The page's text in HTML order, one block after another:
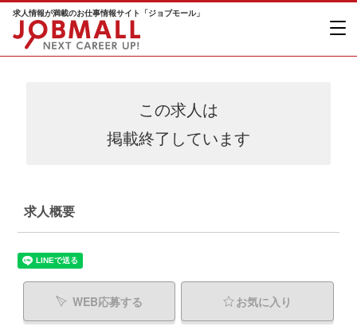
求人情報が満載のお仕事情報サイト「ジョブモール」
この求人は
掲載終了しています
求人概要
WEB応募する お気に入り